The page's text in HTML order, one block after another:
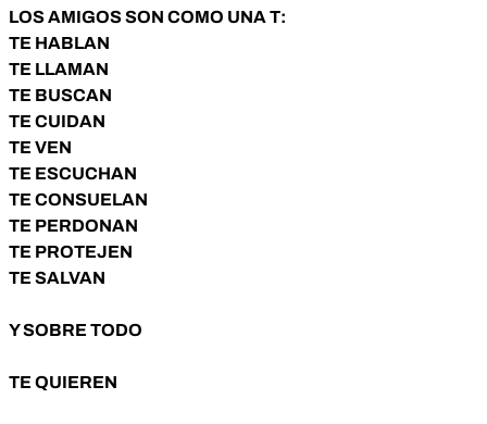
LOS AMIGOS SON COMO UNA T:
TE HABLAN
TE LLAMAN
TE BUSCAN
TE CUIDAN
TE VEN
TE ESCUCHAN
TE CONSUELAN
TE PERDONAN
TE PROTEJEN
TE SALVAN
Y SOBRE TODO
TE QUIEREN